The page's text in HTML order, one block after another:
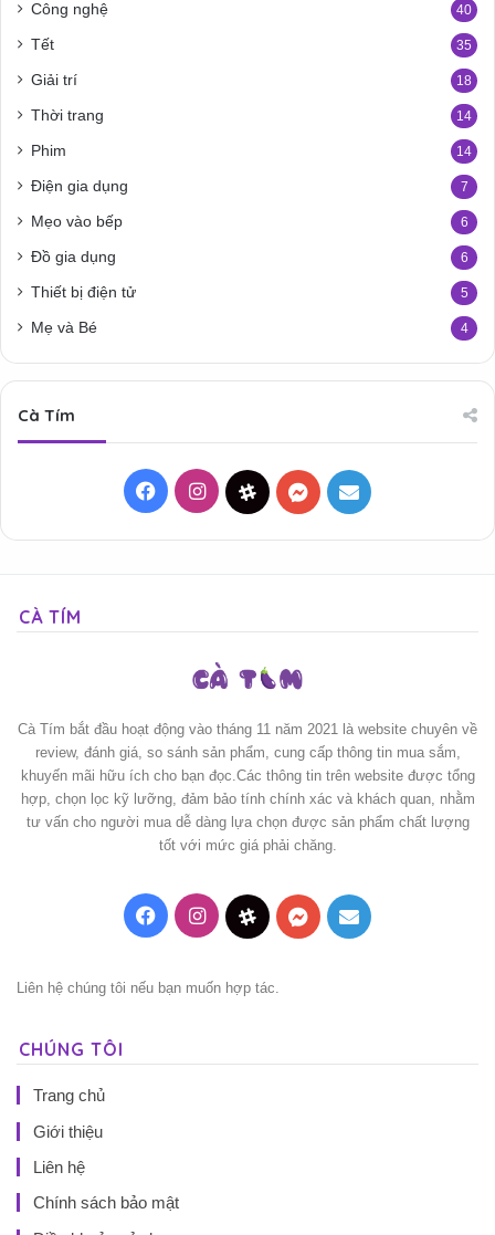
Công nghệ 40
Tết 35
Giải trí 18
Thời trang 14
Phim 14
Điện gia dụng 7
Mẹo vào bếp 6
Đồ gia dụng 6
Thiết bị điện tử 5
Mẹ và Bé 4
Cà Tím
FacebookInstagramThreadsMessenger
Mail
CÀ TÍM
Cà Tím bắt đầu hoạt động vào tháng 11 năm 2021 là website chuyên về
review, đánh giá, so sánh sản phẩm, cung cấp thông tin mua sắm,
khuyến mãi hữu ích cho bạn đọc.Các thông tin trên website được tổng
hợp, chọn lọc kỹ lưỡng, đảm bảo tính chính xác và khách quan, nhằm
tư vấn cho người mua dễ dàng lựa chọn được sản phẩm chất lượng
tốt với mức giá phải chăng.
FacebookInstagramThreadsMessenger
Mail
Liên hệ chúng tôi nếu bạn muốn hợp tác.
CHÚNG TÔI
Trang chủ
Giới thiệu
Liên hệ
Chính sách bảo mật